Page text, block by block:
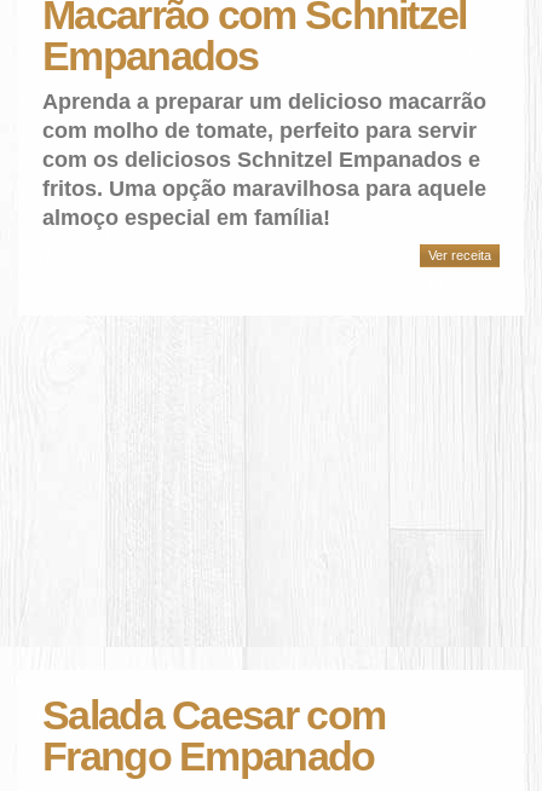
Macarrão com Schnitzel
Empanados
Aprenda a preparar um delicioso macarrão
com molho de tomate, perfeito para servir
com os deliciosos Schnitzel Empanados e
fritos. Uma opção maravilhosa para aquele
almoço especial em família!
Ver receita
Salada Caesar com
Frango Empanado